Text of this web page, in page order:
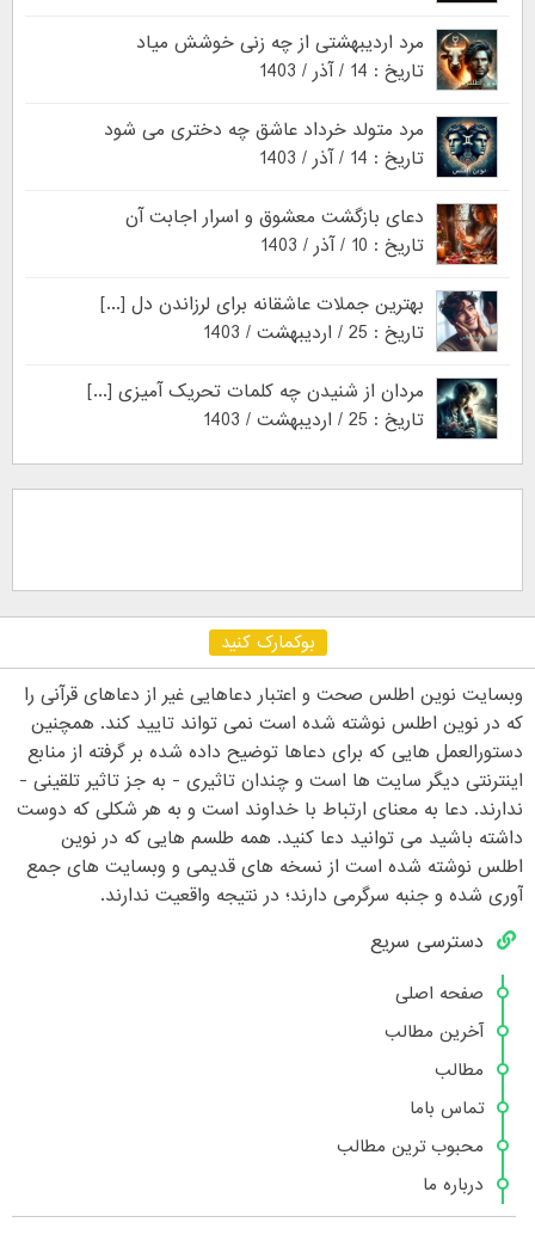
مرد اردیبهشتی از چه زنی خوشش میاد
تاریخ : 14 / آذر / 1403
مرد متولد خرداد عاشق چه دختری می شود
تاریخ : 14 / آذر / 1403
دعای بازگشت معشوق و اسرار اجابت آن
تاریخ : 10 / آذر / 1403
بهترین جملات عاشقانه برای لرزاندن دل [...]
تاریخ : 25 / اردیبهشت / 1403
مردان از شنیدن چه کلمات تحریک آمیزی [...]
تاریخ : 25 / اردیبهشت / 1403
بوکمارک کنید
وبسایت نوین اطلس صحت و اعتبار دعاهایی غیر از دعاهای قرآنی را
که در نوین اطلس نوشته شده است نمی تواند تایید کند. همچنین
دستورالعمل هایی که برای دعاها توضیح داده شده بر گرفته از منابع
اینترنتی دیگر سایت ها است و چندان تاثیری - به جز تاثیر تلقینی -
ندارند. دعا به معنای ارتباط با خداوند است و به هر شکلی که دوست
داشته باشید می توانید دعا کنید. همه طلسم هایی که در نوین
اطلس نوشته شده است از نسخه های قدیمی و وبسایت های جمع
آوری شده و جنبه سرگرمی دارند؛ در نتیجه واقعیت ندارند.
دسترسی سریع
صفحه اصلی
آخرین مطالب
مطالب
تماس باما
محبوب ترین مطالب
درباره ما